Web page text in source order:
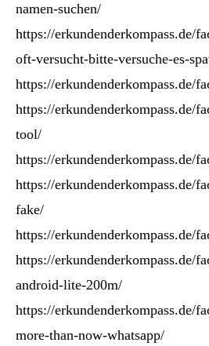
namen-suchen/
https://erkundenderkompass.de/
oft-versucht-bitte-versuche-es-
https://erkundenderkompass.de/
https://erkundenderkompass.de/
tool/
https://erkundenderkompass.de/
https://erkundenderkompass.de/
fake/
https://erkundenderkompass.de/
https://erkundenderkompass.de/
android-lite-200m/
https://erkundenderkompass.de/
more-than-now-whatsapp/